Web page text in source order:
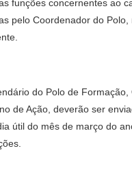
funções concernentes ao
pelo Coordenador do Polo,
do Polo de Formação,
de Ação, deverão ser
útil do mês de março do